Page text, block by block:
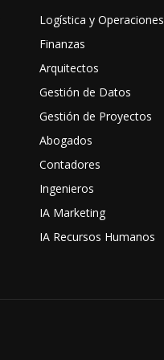
Logística y Operaciones
Finanzas
Arquitectos
Gestión de Datos
Gestión de Proyectos
Abogados
Contadores
Ingenieros
IA Marketing
IA Recursos Humanos